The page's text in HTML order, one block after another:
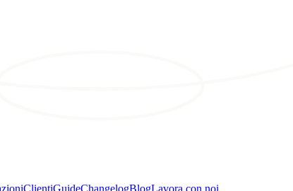
ClientiGuideChangelogBlogLavora con noi